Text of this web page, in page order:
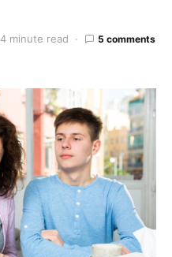
4 minute read 5 comments